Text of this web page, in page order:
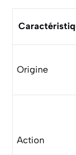
Origine
Action